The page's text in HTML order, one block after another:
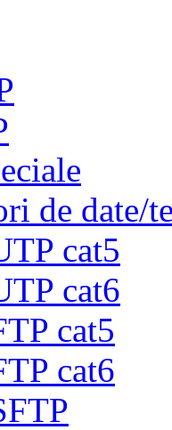
de date/
cat5
cat6
cat5
cat6